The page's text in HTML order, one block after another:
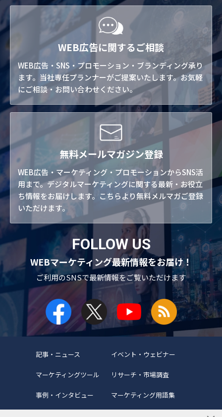
WEB広告に関するご相談
WEB広告・SNS・プロモーション・ブランディング承り
ます。当社専任プランナーがご提案いたします。お気軽
にご相談・お問い合わせください。
無料メールマガジン登録
WEB広告・マーケティング・プロモーションからSNS活
用まで。デジタルマーケティングに関する最新・お役立
ち情報をお届けします。こちらより無料メルマガご登録
いただけます。
FOLLOW US
WEBマーケティング最新情報をお届け！
ご利用のSNSで最新情報をご覧いただけます
記事・ニュース イベント・ウェビナー
マーケティングツール リサーチ・市場調査
事例・インタビュー マーケティング用語集